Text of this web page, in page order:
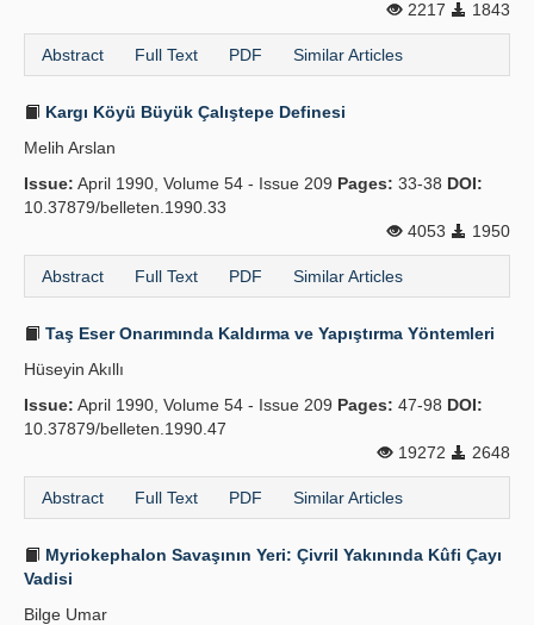
2217 1843
Abstract Full Text PDF Similar Articles
Kargı Köyü Büyük Çalıştepe Definesi
Melih Arslan
Issue: April 1990, Volume 54 - Issue 209 Pages: 33-38 DOI:
10.37879/belleten.1990.33
4053
1950
Abstract Full Text PDF Similar Articles
Taş Eser Onarımında Kaldırma ve Yapıştırma Yöntemleri
Hüseyin Akıllı
Issue: April 1990, Volume 54 - Issue 209 Pages: 47-98 DOI:
10.37879/belleten.1990.47
19272
2648
Abstract Full Text PDF Similar Articles
Myriokephalon Savaşının Yeri: Çivril Yakınında Kûfi Çayı
Vadisi
Bilge Umar